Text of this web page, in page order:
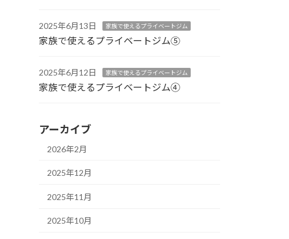
2025年6月13日 家族で使えるプライベートジム
家族で使えるプライベートジム⑤
2025年6月12日 家族で使えるプライベートジム
家族で使えるプライベートジム④
アーカイブ
2026年2月
2025年12月
2025年11月
2025年10月